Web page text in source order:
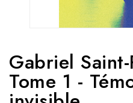
Gabriel
Tome 1 -